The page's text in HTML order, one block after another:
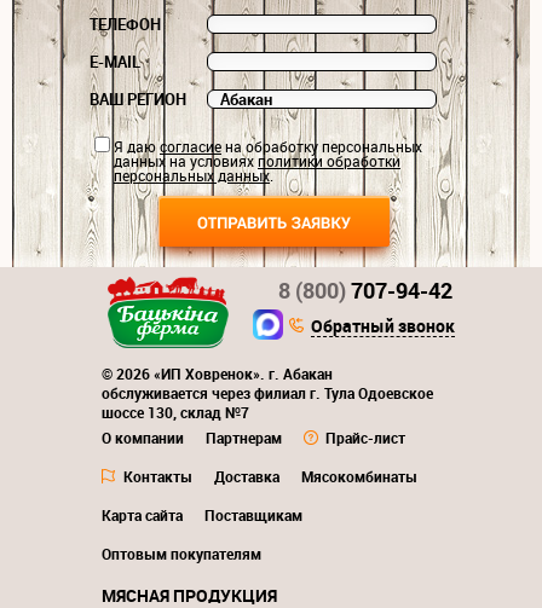
ТЕЛЕФОН
E-MAIL
ВАШ РЕГИОН
Я даюсогласиена обработку персональных
данных на условияхполитики обработки
персональных данных.
© 2026 «ИП Ховренок». г. Абакан
обслуживается через филиал г. Тула Одоевское
шоссе 130, склад №7
О компании
Партнерам
Прайс-лист
Контакты
Доставка
Мясокомбинаты
Карта сайта
Поставщикам
Оптовым покупателям
8 (800)707-94-42
Обратный звонок
МЯСНАЯ ПРОДУКЦИЯ